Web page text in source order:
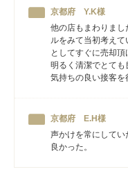
京都府 Y.K様
他の店もまわりま
ルをみて当初考え
としてすぐに売却
明るく清潔でとて
気持ちの良い接客を
京都府 E.H様
声かけを常にして
良かった。